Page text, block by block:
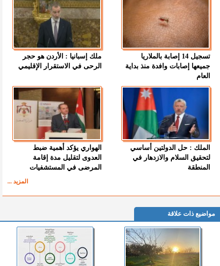
تسجيل 14 إصابة بالملاريا
جميعها إصابات وافدة منذ بداية
العام
ملك إسبانيا : الأردن هو حجر
الرحى في الاستقرار الإقليمي
الملك : حل الدولتين أساسي
لتحقيق السلام والازدهار في
المنطقة
الهواري يؤكد أهمية ضبط
العدوى لتقليل مدة إقامة
المرضى في المستشفيات
المزيد ...
مواضيع ذات علاقة